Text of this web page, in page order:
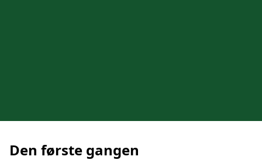
Den første gangen